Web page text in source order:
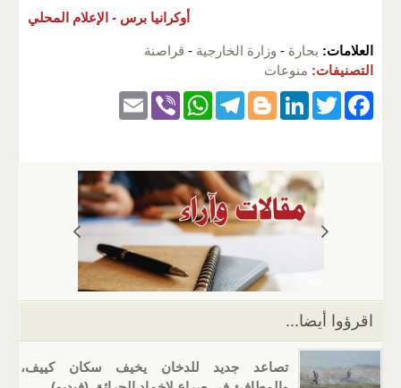
أوكرانيا برس - الإعلام المحلي
العلامات: بحارة - وزارة الخارجية - قراصنة
التصنيفات: منوعات
F
k
T
er
Li
e
dI
Bl
g
er
T
gr
a
m
W
s
A
p
p
Vi
اقرؤوا أيضا...
تصاعد جديد للدخان يخيف سكان كييف،